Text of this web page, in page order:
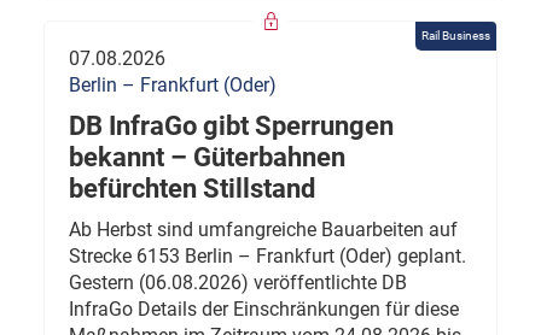
Rail Business
07.08.2026
Berlin – Frankfurt (Oder)
DB InfraGo gibt Sperrungen
bekannt – Güterbahnen
befürchten Stillstand
Ab Herbst sind umfangreiche Bauarbeiten auf
Strecke 6153 Berlin – Frankfurt (Oder) geplant.
Gestern (06.08.2026) veröffentlichte DB
InfraGo Details der Einschränkungen für diese